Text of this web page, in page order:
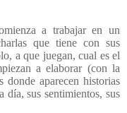
a trabajar en un
que tiene con sus
a que juegan, cual es el
a elaborar (con la
donde aparecen historias
día, sus sentimientos, sus